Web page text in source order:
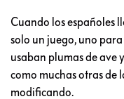
Cuando los españoles
solo un juego, uno
usaban plumas de ave
como muchas otras de
modificando.